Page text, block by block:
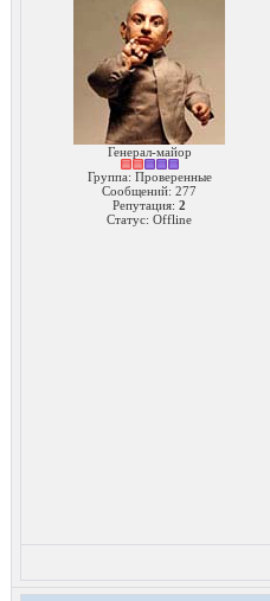
Генерал-майор
Группа: Проверенные
Сообщений: 277
Репутация: 2
Статус: Offline